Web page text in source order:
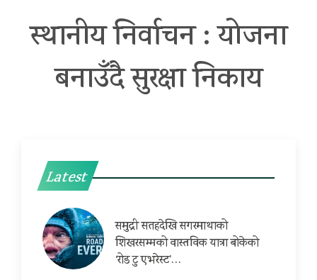
स्थानीय निर्वाचन : योजना
बनाउँदै सुरक्षा निकाय
Latest
समुद्री सतहदेखि सगरमाथाको
शिखरसम्मको वास्तविक यात्रा बोकेको
‘रोड टु एभरेस्ट’…